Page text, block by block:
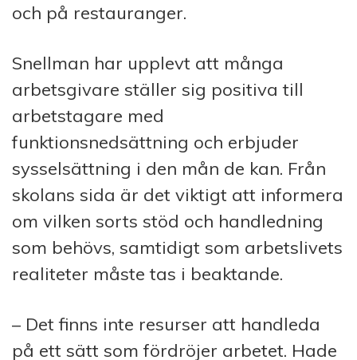
och på restauranger.
Snellman har upplevt att många
arbetsgivare ställer sig positiva till
arbetstagare med
funktionsnedsättning och erbjuder
sysselsättning i den mån de kan. Från
skolans sida är det viktigt att informera
om vilken sorts stöd och handledning
som behövs, samtidigt som arbetslivets
realiteter måste tas i beaktande.
– Det finns inte resurser att handleda
på ett sätt som fördröjer arbetet. Hade